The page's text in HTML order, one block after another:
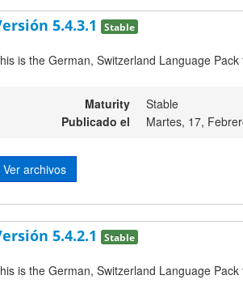
5.4.3.1 Stable
is the German, Switzerland Language
Maturity
Stable
Publicado el
Martes, 17,
Ver archivos
5.4.2.1 Stable
is the German, Switzerland Language